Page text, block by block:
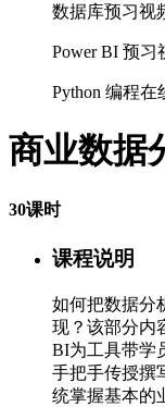
数据库预习视
Power BI 预习
Python 编程在
商业数据
30课时
课程说明
如何把数据分
现？该部分内
BI为工具带学
手把手传授撰
统掌握基本的